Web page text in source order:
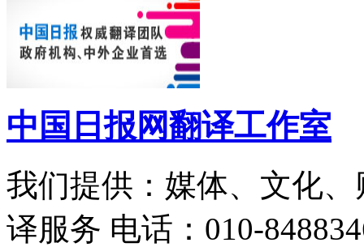
中国日报网翻译工作室
我们提供：媒体、文化
译服务 电话：010-